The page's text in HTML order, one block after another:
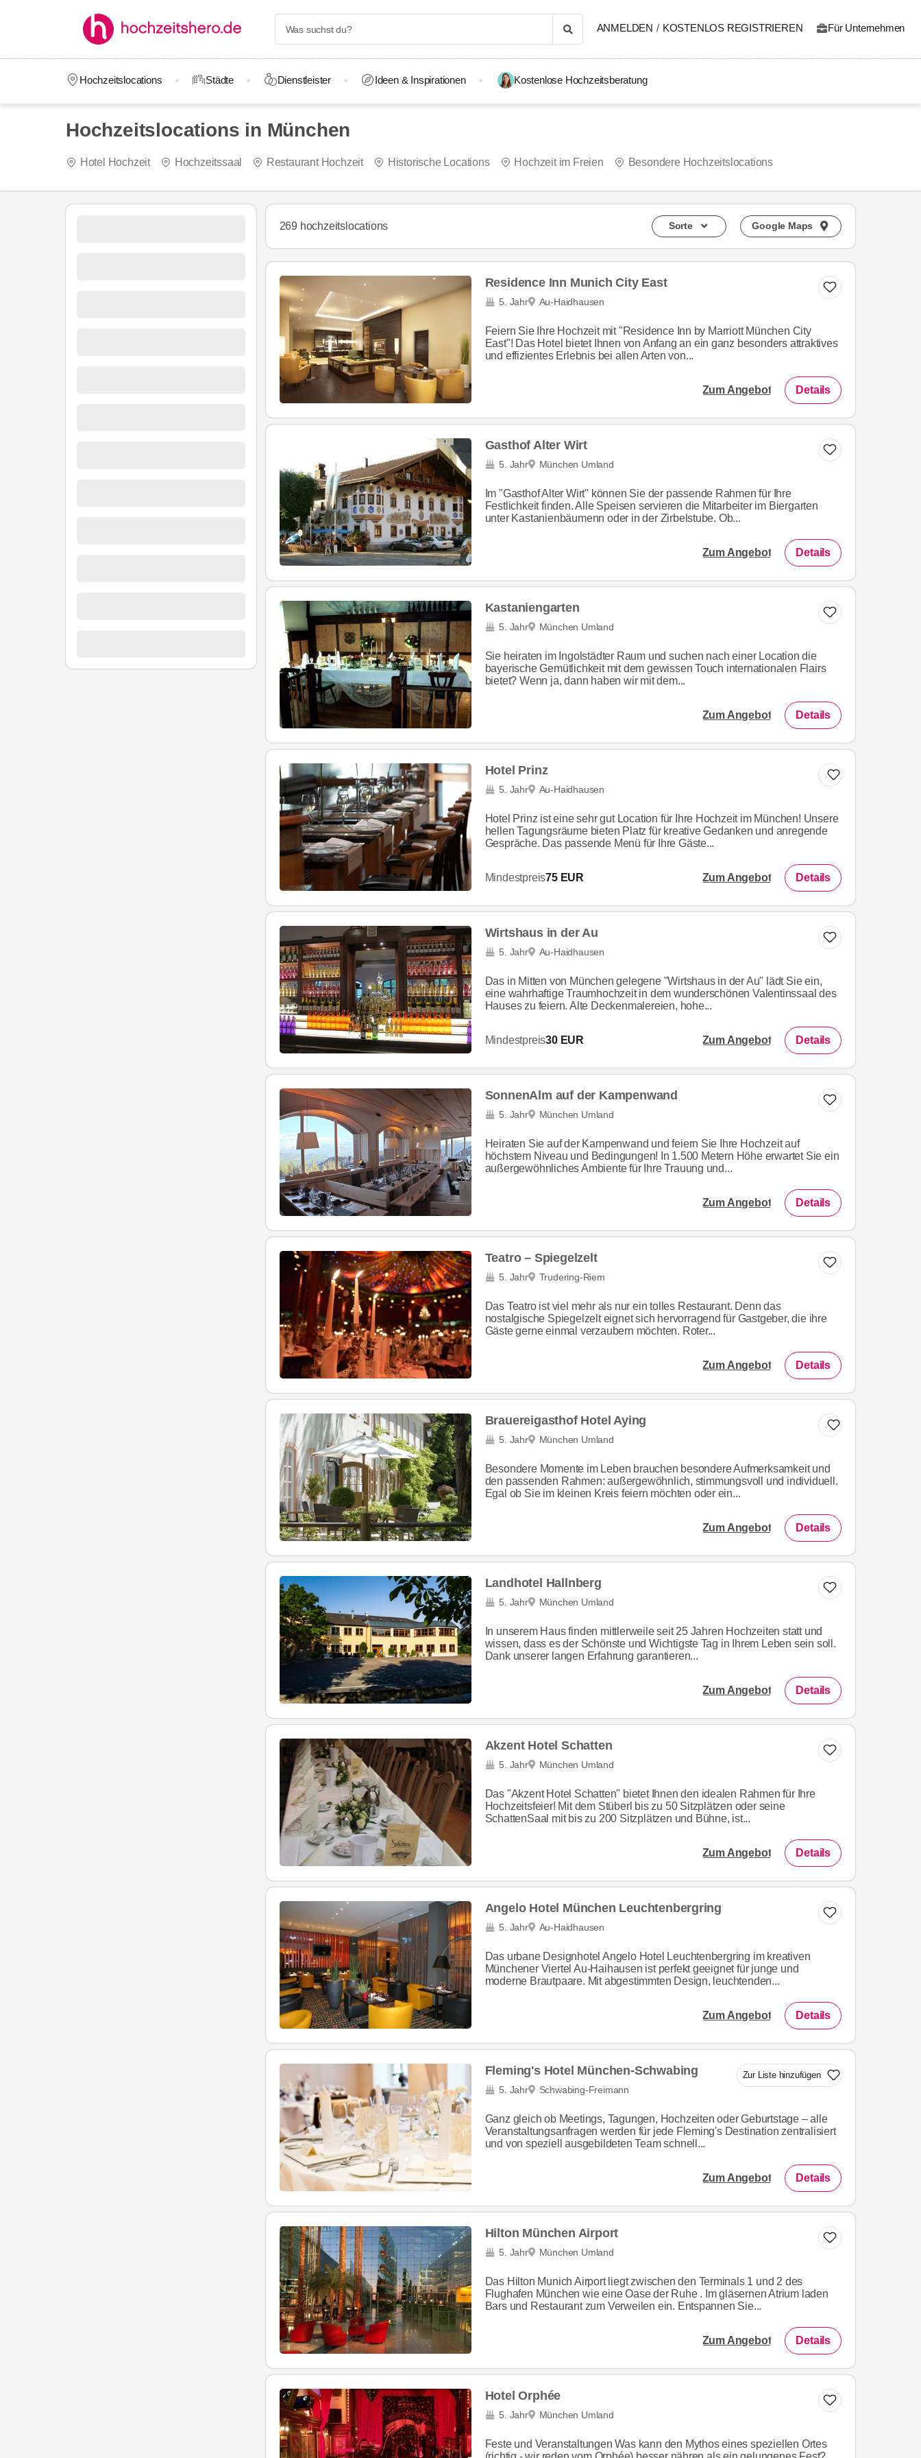
ANMELDEN / KOSTENLOS REGISTRIEREN Für Unternehmen
Hochzeitslocations Städte Dienstleister Ideen & Inspirationen Kostenlose Hochzeitsberatung
Hochzeitslocations in München
Hotel Hochzeit Hochzeitssaal Restaurant Hochzeit Historische Locations Hochzeit im Freien Besondere Hochzeitslocations
269 hochzeitslocations Sorte Google Maps
Residence Inn Munich City East
5. Jahr Au-Haidhausen
Feiern Sie Ihre Hochzeit mit "Residence Inn by Marriott München City
East"! Das Hotel bietet Ihnen von Anfang an ein ganz besonders attraktives
und effizientes Erlebnis bei allen Arten von...
Zum Angebot Details
Gasthof Alter Wirt
5. Jahr München Umland
Im "Gasthof Alter Wirt" können Sie der passende Rahmen für Ihre
Festlichkeit finden. Alle Speisen servieren die Mitarbeiter im Biergarten
unter Kastanienbäumenn oder in der Zirbelstube. Ob...
Zum Angebot Details
Kastaniengarten
5. Jahr München Umland
Sie heiraten im Ingolstädter Raum und suchen nach einer Location die
bayerische Gemütlichkeit mit dem gewissen Touch internationalen Flairs
bietet? Wenn ja, dann haben wir mit dem...
Zum Angebot Details
Zur Liste hinzufügen
Hotel Prinz
5. Jahr Au-Haidhausen
Hotel Prinz ist eine sehr gut Location für Ihre Hochzeit im München! Unsere
hellen Tagungsräume bieten Platz für kreative Gedanken und anregende
Gespräche. Das passende Menü für Ihre Gäste...
Mindestpreis75 EUR Zum Angebot Details
Wirtshaus in der Au
5. Jahr Au-Haidhausen
Das in Mitten von München gelegene "Wirtshaus in der Au" lädt Sie ein,
eine wahrhaftige Traumhochzeit in dem wunderschönen Valentinssaal des
Hauses zu feiern. Alte Deckenmalereien, hohe...
Mindestpreis30 EUR Zum Angebot Details
SonnenAlm auf der Kampenwand
5. Jahr München Umland
Heiraten Sie auf der Kampenwand und feiern Sie Ihre Hochzeit auf
höchstem Niveau und Bedingungen! In 1.500 Metern Höhe erwartet Sie ein
außergewöhnliches Ambiente für Ihre Trauung und...
Zum Angebot Details
Teatro – Spiegelzelt
5. Jahr Trudering-Riem
Das Teatro ist viel mehr als nur ein tolles Restaurant. Denn das
nostalgische Spiegelzelt eignet sich hervorragend für Gastgeber, die ihre
Gäste gerne einmal verzaubern möchten. Roter...
Zum Angebot Details
Zur Liste hinzufügen
Brauereigasthof Hotel Aying
5. Jahr München Umland
Besondere Momente im Leben brauchen besondere Aufmerksamkeit und
den passenden Rahmen: außergewöhnlich, stimmungsvoll und individuell.
Egal ob Sie im kleinen Kreis feiern möchten oder ein...
Zum Angebot Details
Landhotel Hallnberg
5. Jahr München Umland
In unserem Haus finden mittlerweile seit 25 Jahren Hochzeiten statt und
wissen, dass es der Schönste und Wichtigste Tag in Ihrem Leben sein soll.
Dank unserer langen Erfahrung garantieren...
Zum Angebot Details
Akzent Hotel Schatten
5. Jahr München Umland
Das "Akzent Hotel Schatten" bietet Ihnen den idealen Rahmen für Ihre
Hochzeitsfeier! Mit dem Stüberl bis zu 50 Sitzplätzen oder seine
SchattenSaal mit bis zu 200 Sitzplätzen und Bühne, ist...
Zum Angebot Details
Angelo Hotel München Leuchtenbergring
5. Jahr Au-Haidhausen
Das urbane Designhotel Angelo Hotel Leuchtenbergring im kreativen
Münchener Viertel Au-Haihausen ist perfekt geeignet für junge und
moderne Brautpaare. Mit abgestimmten Design, leuchtenden...
Zum Angebot Details
Zur Liste hinzufügen
Fleming's Hotel München-Schwabing
5. Jahr Schwabing-Freimann
Ganz gleich ob Meetings, Tagungen, Hochzeiten oder Geburtstage – alle
Veranstaltungsanfragen werden für jede Fleming's Destination zentralisiert
und von speziell ausgebildeten Team schnell...
Zum Angebot Details
Hilton München Airport
5. Jahr München Umland
Das Hilton Munich Airport liegt zwischen den Terminals 1 und 2 des
Flughafen München wie eine Oase der Ruhe . Im gläsernen Atrium laden
Bars und Restaurant zum Verweilen ein. Entspannen Sie...
Zum Angebot Details
Hotel Orphée
5. Jahr München Umland
Feste und Veranstaltungen Was kann den Mythos eines speziellen Ortes